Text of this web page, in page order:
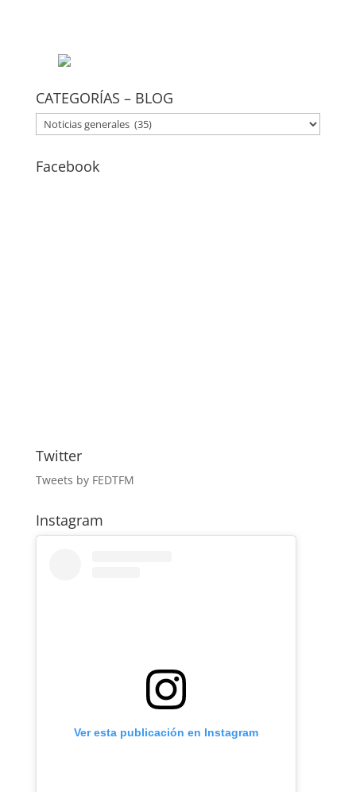
CATEGORÍAS – BLOG
CATEGORÍAS
–
BLOG
Facebook
Twitter
Tweets by FEDTFM
Instagram
Ver esta publicación en Instagram